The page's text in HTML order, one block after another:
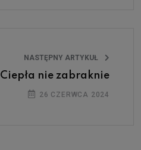
NASTĘPNY ARTYKUŁ
Ciepła nie zabraknie
26 CZERWCA 2024